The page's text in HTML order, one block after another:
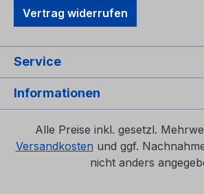
Vertrag widerrufen
Service
Informationen
Alle Preise inkl. gesetzl.
Versandkosten und ggf.
nicht anders